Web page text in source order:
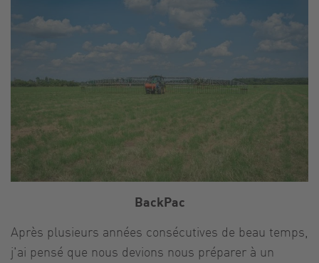
BackPac
Après plusieurs années consécutives de beau temps,
j'ai pensé que nous devions nous préparer à un